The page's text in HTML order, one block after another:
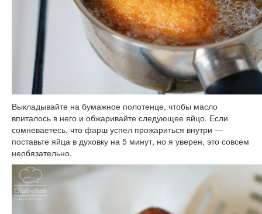
Выкладывайте на бумажное полотенце, чтобы масло
впиталось в него и обжаривайте следующее яйцо. Если
сомневаетесь, что фарш успел прожариться внутри —
поставьте яйца в духовку на 5 минут, но я уверен, это совсем
необязательно.